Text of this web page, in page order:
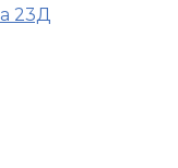
23Д